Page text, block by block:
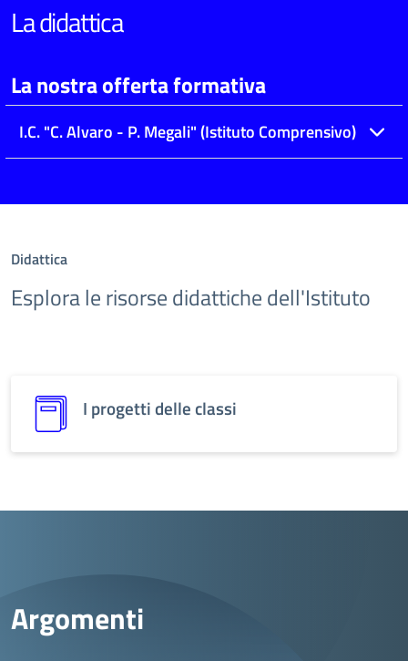
La didattica
La nostra offerta formativa
I.C. "C. Alvaro - P. Megali" (Istituto Comprensivo)
Didattica
Esplora le risorse didattiche dell'Istituto
I progetti delle classi
Argomenti